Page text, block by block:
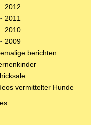
2012
2011
2010
2009
berichten
vermittelter Hunde